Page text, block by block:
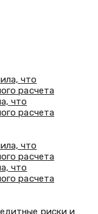
что
расчета
что
расчета